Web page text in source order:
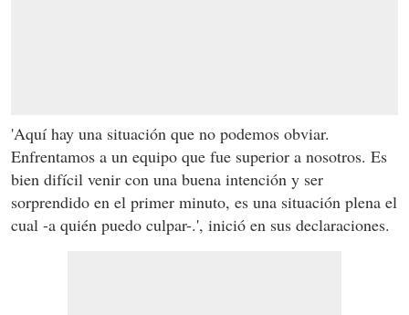
'Aquí hay una situación que no podemos obviar.
Enfrentamos a un equipo que fue superior a nosotros. Es
bien difícil venir con una buena intención y ser
sorprendido en el primer minuto, es una situación plena el
cual -a quién puedo culpar-.', inició en sus declaraciones.